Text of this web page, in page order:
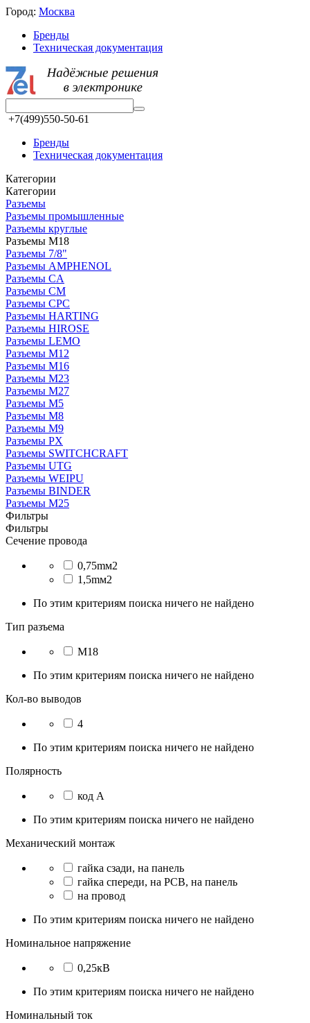
Город: Москва
Бренды
Техническая документация
+7(499)550-50-61
Бренды
Техническая документация
Категории
Категории
Разъeмы
Разъeмы промышленные
Разъeмы круглые
Разъемы М18
Разъeмы 7/8"
Разъeмы AMPHENOL
Разъeмы CA
Разъeмы CM
Разъeмы CPC
Разъeмы HARTING
Разъeмы HIROSE
Разъeмы LEMO
Разъeмы M12
Разъeмы M16
Разъeмы M23
Разъeмы M27
Разъeмы M5
Разъeмы M8
Разъeмы M9
Разъeмы PX
Разъeмы SWITCHCRAFT
Разъeмы UTG
Разъeмы WEIPU
Разъемы BINDER
Разъемы М25
Фильтры
Фильтры
Сечение провода
0,75mм2
1,5mм2
По этим критериям поиска ничего не найдено
Тип разъема
M18
По этим критериям поиска ничего не найдено
Кол-во выводов
4
По этим критериям поиска ничего не найдено
Полярность
код A
По этим критериям поиска ничего не найдено
Механический монтаж
гайка сзади, на панель
гайка спереди, на PCB, на панель
на провод
По этим критериям поиска ничего не найдено
Номинальное напряжение
0,25кВ
По этим критериям поиска ничего не найдено
Номинальный ток